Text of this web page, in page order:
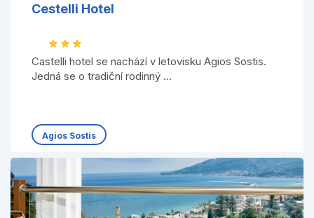
Cestelli Hotel
Castelli hotel se nachází v letovisku Agios Sostis.
Jedná se o tradiční rodinný ...
Agios Sostis